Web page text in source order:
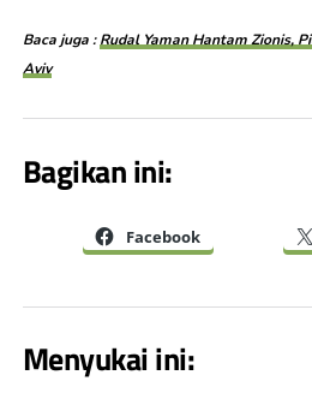
Baca juga :Rudal Yaman Hantam Zionis,
Aviv
Bagikan ini:
Facebook
Menyukai ini: